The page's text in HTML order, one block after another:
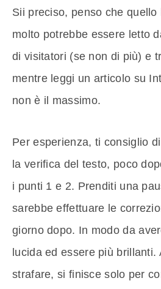
Sii preciso, penso che
molto potrebbe essere letto
di visitatori (se non di più) e
mentre leggi un articolo su
non è il massimo.
Per esperienza, ti consiglio
la verifica del testo, poco
i punti 1 e 2. Prenditi una
sarebbe effettuare le
giorno dopo. In modo da
lucida ed essere più brillanti.
strafare, si finisce solo per